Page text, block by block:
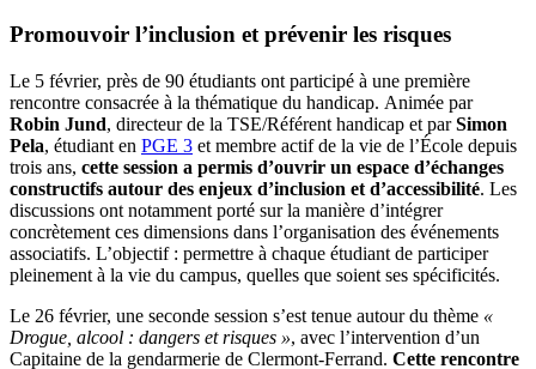
Promouvoir l’inclusion et prévenir les risques
Le 5 février, près de 90 étudiants ont participé à une première
rencontre consacrée à la thématique du handicap. Animée par
Robin Jund, directeur de la TSE/Référent handicap et parSimon
Pela, étudiant en PGE 3 et membre actif de la vie de l’École depuis
trois ans, cette session a permis d’ouvrir un espace d’échanges
constructifs autour des enjeux d’inclusion et d’accessibilité. Les
discussions ont notamment porté sur la manière d’intégrer
concrètement ces dimensions dans l’organisation des événements
associatifs. L’objectif : permettre à chaque étudiant de participer
pleinement à la vie du campus, quelles que soient ses spécificités.
Le 26 février, une seconde session s’est tenue autour du thème «
Drogue, alcool : dangers et risques », avec l’intervention d’un
Capitaine de la gendarmerie de Clermont-Ferrand. Cette rencontre